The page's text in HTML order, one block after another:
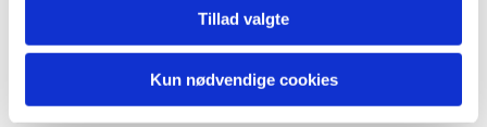
Tillad valgte
Kun nødvendige cookies